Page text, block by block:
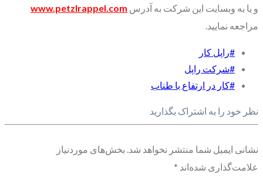
و یا به وبسایت این شرکت به آدرس www.petzlrappel.com
مراجعه نمایید.
#راپل کار
#شرکت راپل
#کار در ارتفاع با طناب
نظر خود را به اشتراک بگذارید
نشانی ایمیل شما منتشر نخواهد شد. بخش‌های موردنیاز
علامت‌گذاری شده‌اند *